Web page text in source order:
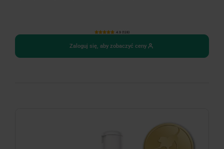
4.9 (128)
Zaloguj się, aby zobaczyć ceny